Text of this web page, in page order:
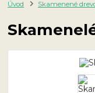
Úvod Skamenené